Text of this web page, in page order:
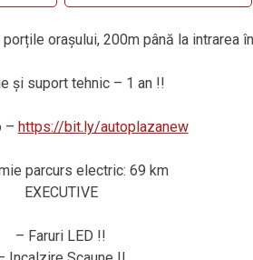
orașului, 200m până la intrarea
și suport tehnic – 1 an !!
– https://bit.ly/autoplazanew
parcurs electric: 69 km
EXECUTIVE
– Faruri LED !!